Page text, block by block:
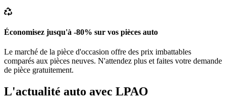
Économisez jusqu'à -80% sur vos pièces auto
Le marché de la pièce d'occasion offre des prix imbattables
comparés aux pièces neuves. N'attendez plus et faites votre demande
de pièce gratuitement.
L'actualité auto avec LPAO